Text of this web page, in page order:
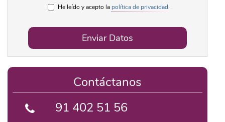
He leído y acepto la política de privacidad.
Enviar Datos
Contáctanos
91 402 51 56